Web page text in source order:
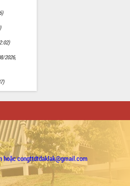
2026,
hoặc congttdtdaklak@gmail.com